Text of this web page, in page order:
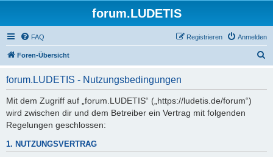
forum.LUDETIS
FAQ Anmelden
Registrieren
Foren-Übersicht
forum.LUDETIS - Nutzungsbedingungen
Mit dem Zugriff auf „forum.LUDETIS“ („https://ludetis.de/forum“)
wird zwischen dir und dem Betreiber ein Vertrag mit folgenden
Regelungen geschlossen:
1. NUTZUNGSVERTRAG